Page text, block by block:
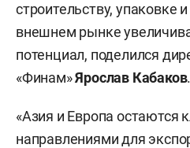
строительству, упаковке
внешнем рынке
потенциал, поделился
«Финам»Ярослав Кабаков.
«Азия и Европа остаются
направлениями для